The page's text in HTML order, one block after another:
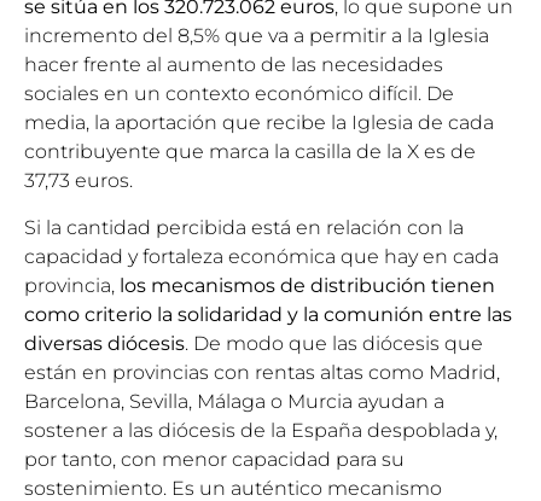
se sitúa en los 320.723.062 euros, lo que supone un
incremento del 8,5% que va a permitir a la Iglesia
hacer frente al aumento de las necesidades
sociales en un contexto económico difícil. De
media, la aportación que recibe la Iglesia de cada
contribuyente que marca la casilla de la X es de
37,73 euros.
Si la cantidad percibida está en relación con la
capacidad y fortaleza económica que hay en cada
provincia, los mecanismos de distribución tienen
como criterio la solidaridad y la comunión entre las
diversas diócesis. De modo que las diócesis que
están en provincias con rentas altas como Madrid,
Barcelona, Sevilla, Málaga o Murcia ayudan a
sostener a las diócesis de la España despoblada y,
por tanto, con menor capacidad para su
sostenimiento. Es un auténtico mecanismo